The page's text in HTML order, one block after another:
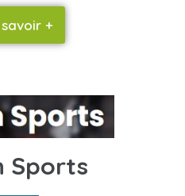
savoir +
Sports